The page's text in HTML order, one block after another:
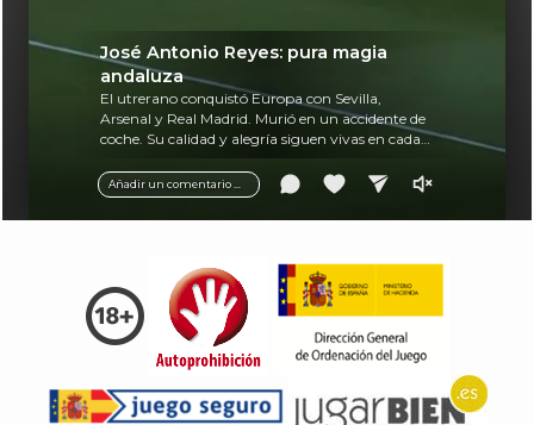
Añadir un comentario ...
José Antonio Reyes: pura magia
andaluza
El utrerano conquistó Europa con Sevilla,
Arsenal y Real Madrid. Murió en un accidente de
coche. Su calidad y alegría siguen vivas en cada